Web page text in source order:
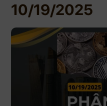
10/19/2025